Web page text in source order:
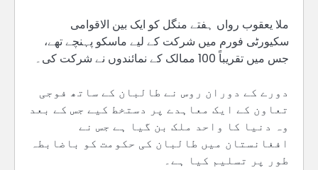
ملا یعقوب رواں ہفتے منگل کو ایک بین الاقوامی
سکیورٹی فورم میں شرکت کے لیے ماسکو پہنچے تھے،
جس میں تقریباً 100 ممالک کے نمائندوں نے شرکت کی۔
دورے کے دوران روس نے طالبان کے ساتھ فوجی
تعاون کے ایک معاہدے پر دستخط کیے جس کے بعد
وہ دنیا کا واحد ملک بن گیا ہے جس نے
افغانستان میں طالبان کی حکومت کو باضابطہ
طور پر تسلیم کیا ہے۔